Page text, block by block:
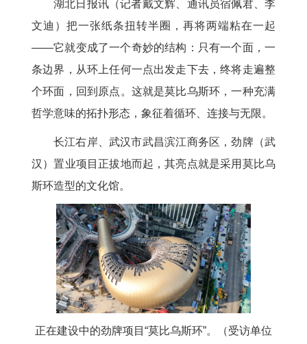
湖北日报讯（记者戴文辉、通讯员宿佩君、李
文迪）把一张纸条扭转半圈，再将两端粘在一起
——它就变成了一个奇妙的结构：只有一个面，一
条边界，从环上任何一点出发走下去，终将走遍整
个环面，回到原点。这就是莫比乌斯环，一种充满
哲学意味的拓扑形态，象征着循环、连接与无限。
长江右岸、武汉市武昌滨江商务区，劲牌（武
汉）置业项目正拔地而起，其亮点就是采用莫比乌
斯环造型的文化馆。
正在建设中的劲牌项目“莫比乌斯环”。（受访单位